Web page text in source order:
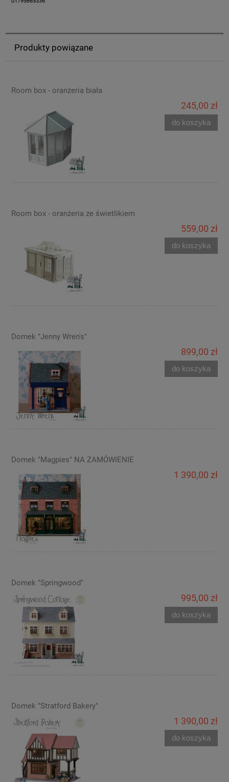
Produkty powiązane
Room box - oranżeria biała
245,00 zł
do koszyka
Room box - oranżeria ze świetlikiem
559,00 zł
do koszyka
Domek "Jenny Wren's"
899,00 zł
do koszyka
Domek "Magpies" NA ZAMÓWIENIE
1 390,00 zł
Domek "Springwood"
995,00 zł
do koszyka
Domek "Stratford Bakery"
1 390,00 zł
do koszyka